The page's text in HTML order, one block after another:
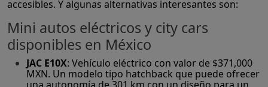
accesibles. Y algunas alternativas interesantes son:
Mini autos eléctricos y city cars
disponibles en México
JAC E10X: Vehículo eléctrico con valor de $371,000
MXN. Un modelo tipo hatchback que puede ofrecer